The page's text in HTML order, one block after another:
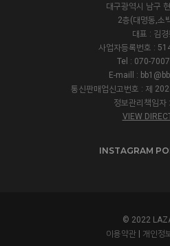
대구광역시 남구
2층(대명동,소
대표 : 김경
사업자등록번호 :
Tel : 070-
E-maill :
통신판매업신고번호 : 제
정보관리책임자
VIEW
INSTAGRAM
© 2022
이용약관| 개인정